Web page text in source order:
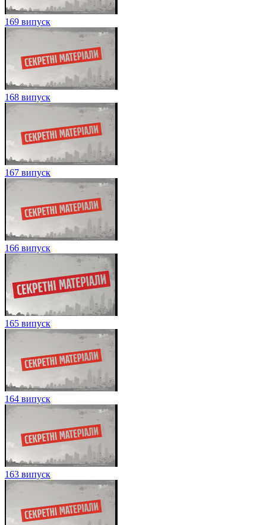
169 випуск
168 випуск
167 випуск
166 випуск
165 випуск
164 випуск
163 випуск